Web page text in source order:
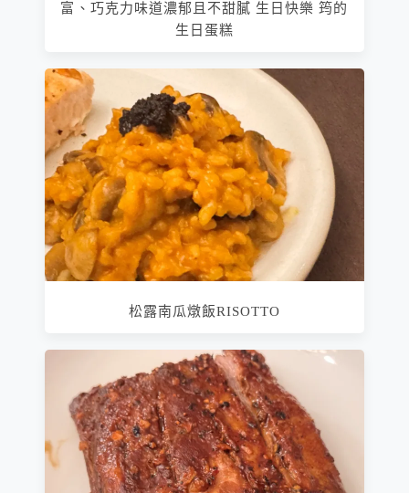
富、巧克力味道濃郁且不甜膩 生日快樂 筠的
生日蛋糕
松露南瓜燉飯RISOTTO